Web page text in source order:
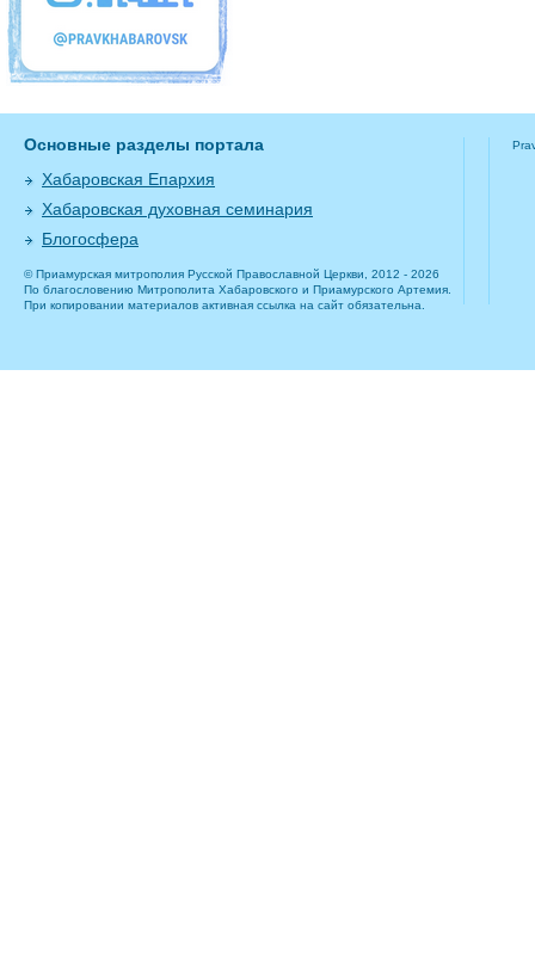
Основные разделы портала
Хабаровская Епархия
Хабаровская духовная семинария
Блогосфера
© Приамурская митрополия Русской Православной Церкви, 2012 - 2026
По благословению Митрополита Хабаровского и Приамурского Артемия.
При копировании материалов активная ссылка на сайт обязательна.